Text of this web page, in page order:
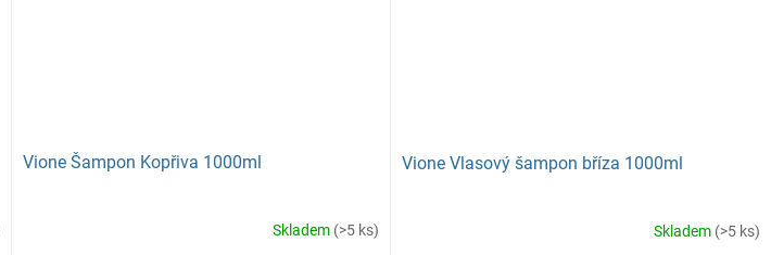
Vione Šampon Kopřiva 1000ml
Skladem (>5 ks)
Vione Vlasový šampon bříza 1000ml
Skladem (>5 ks)